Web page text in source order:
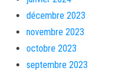
décembre 2023
novembre 2023
octobre 2023
septembre 2023